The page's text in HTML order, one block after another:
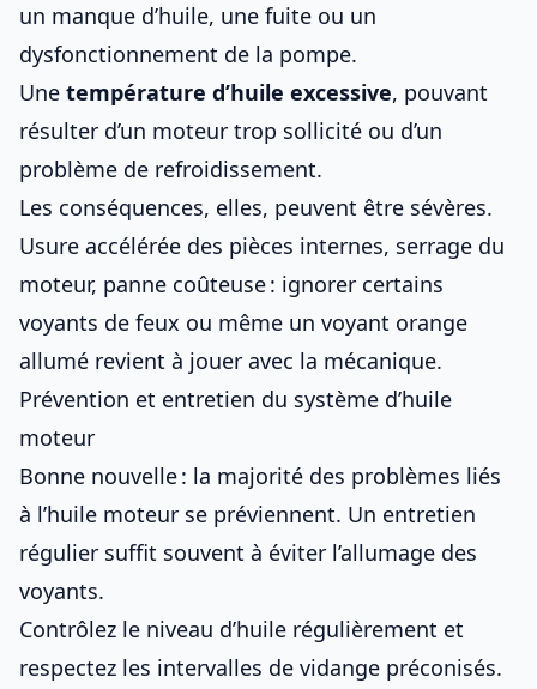
un manque d’huile, une fuite ou un
dysfonctionnement de la pompe.
Une température d’huile excessive, pouvant
résulter d’un moteur trop sollicité ou d’un
problème de refroidissement.
Les conséquences, elles, peuvent être sévères.
Usure accélérée des pièces internes, serrage du
moteur, panne coûteuse : ignorer certains
voyants de feux ou même un voyant orange
allumé revient à jouer avec la mécanique.
Prévention et entretien du système d’huile
moteur
Bonne nouvelle : la majorité des problèmes liés
à l’huile moteur se préviennent. Un entretien
régulier suffit souvent à éviter l’allumage des
voyants.
Contrôlez le niveau d’huile régulièrement et
respectez les intervalles de vidange préconisés.